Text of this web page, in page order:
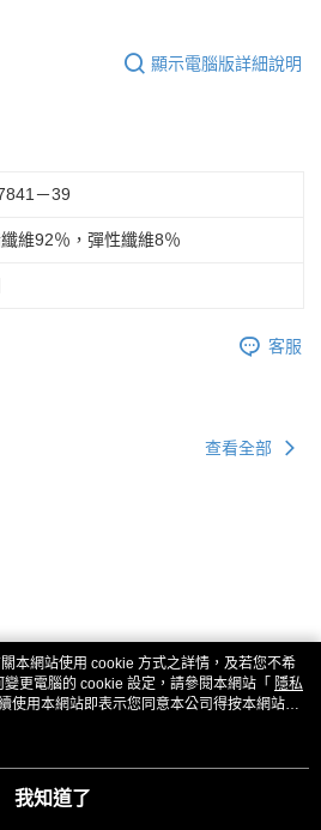
顯示電腦版詳細說明
－39
維92％，彈性纖維8％
客服
查看全部
本網站使用 cookie 方式之詳情，及若您不希
更電腦的 cookie 設定，請參閱本網站「 隱私
使用本網站即表示您同意本公司得按本網站使
。
我知道了